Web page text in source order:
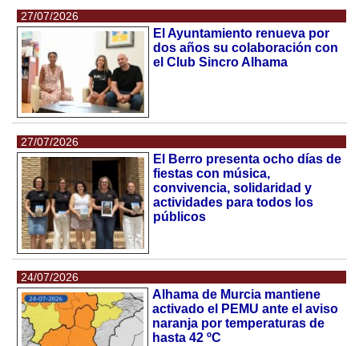
27/07/2026
El Ayuntamiento renueva por
dos años su colaboración con
el Club Sincro Alhama
27/07/2026
El Berro presenta ocho días de
fiestas con música,
convivencia, solidaridad y
actividades para todos los
públicos
24/07/2026
Alhama de Murcia mantiene
activado el PEMU ante el aviso
naranja por temperaturas de
hasta 42 ºC